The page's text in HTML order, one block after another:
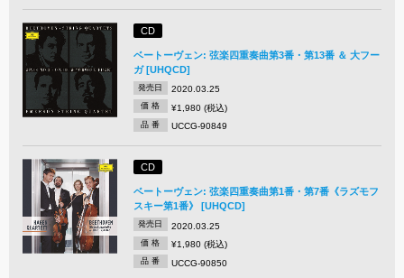
CD
ベートーヴェン: 弦楽四重奏曲第3番・第13番 ＆ 大フー
ガ [UHQCD]
発売日 2020.03.25
価 格 ¥1,980 (税込)
品 番 UCCG-90849
CD
ベートーヴェン: 弦楽四重奏曲第1番・第7番《ラズモフ
スキー第1番》 [UHQCD]
発売日 2020.03.25
価 格 ¥1,980 (税込)
品 番 UCCG-90850